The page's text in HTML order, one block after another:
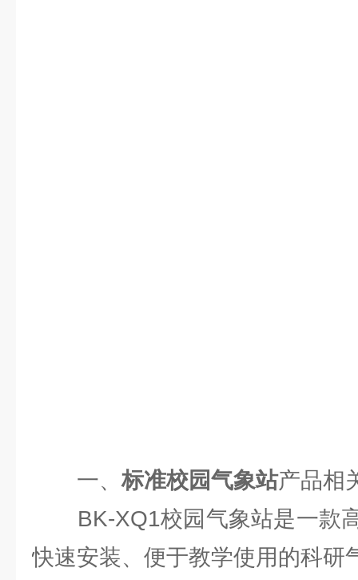
一、标准校园气象站产品相
BK-XQ1校园气象站是一款
快速安装、便于教学使用的科研